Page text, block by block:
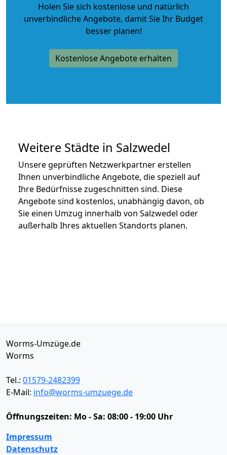
Holen Sie sich kostenlose und natürlich
unverbindliche Angebote, damit Sie Ihr Budget
besser planen!
Kostenlose Angebote erhalten
Weitere Städte in Salzwedel
Unsere geprüften Netzwerkpartner erstellen
Ihnen unverbindliche Angebote, die speziell auf
Ihre Bedürfnisse zugeschnitten sind. Diese
Angebote sind kostenlos, unabhängig davon, ob
Sie einen Umzug innerhalb von Salzwedel oder
außerhalb Ihres aktuellen Standorts planen.
Worms-Umzüge.de
Worms
Tel.: 01579-2482399
E-Mail: info@worms-umzuege.de
Öffnungszeiten: Mo - Sa: 08:00 - 19:00 Uhr
Impressum
Datenschutz